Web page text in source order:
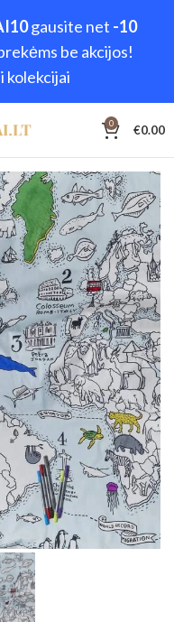
0 €0.00
gausite net -10
be akcijos!
kolekcijai